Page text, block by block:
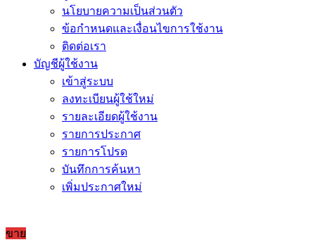
นโยบายความเป็นส่วนตัว
ข้อกำหนดและเงื่อนไขการใช้งาน
ติดต่อเรา
บัญชีผู้ใช้งาน
เข้าสู่ระบบ
ลงทะเบียนผู้ใช้ใหม่
รายละเอียดผู้ใช้งาน
รายการประกาศ
รายการโปรด
บันทึกการค้นหา
เพิ่มประกาศใหม่
ขาย